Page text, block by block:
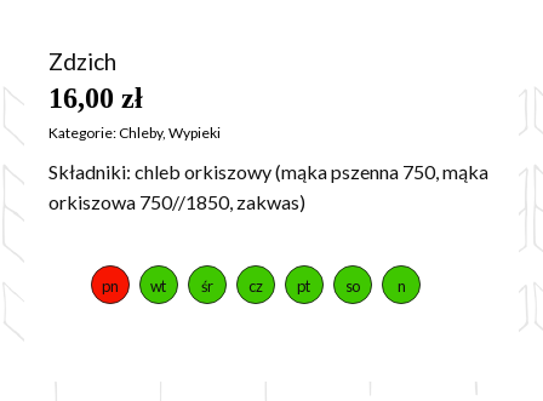
Zdzich
16,00 zł
Kategorie:Chleby, Wypieki
Składniki: chleb orkiszowy (mąka pszenna 750, mąka
orkiszowa 750//1850, zakwas)
pn wt śr cz pt so n